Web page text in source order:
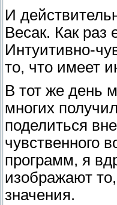
И
Весак. Как раз
Интуитивно-
то, что имеет
В тот же день
многих
поделиться
чувственного
программ, я
изображают
значения.